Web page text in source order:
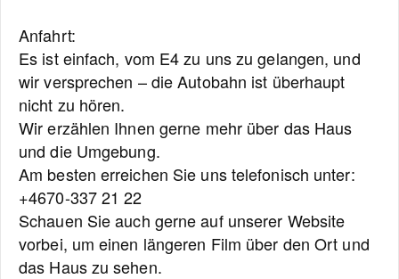
Anfahrt:
Es ist einfach, vom E4 zu uns zu gelangen, und
wir versprechen – die Autobahn ist überhaupt
nicht zu hören.
Wir erzählen Ihnen gerne mehr über das Haus
und die Umgebung.
Am besten erreichen Sie uns telefonisch unter:
+4670-337 21 22
Schauen Sie auch gerne auf unserer Website
vorbei, um einen längeren Film über den Ort und
das Haus zu sehen.